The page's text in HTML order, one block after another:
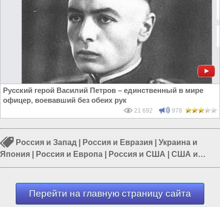
Русский герой Василий Петров – единственный в мире
офицер, воевавший без обеих рук
21 692 978
Россия и Запад Россия и Евразия
Украина и
Япония
Россия и Европа Россия и США
США и
Европа|Россия и ЕС
Перейти на главную страницу сайта